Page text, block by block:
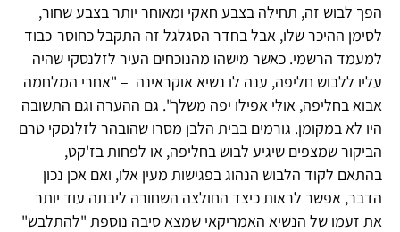
הפך לבוש זה, תחילה בצבע חאקי ומאוחר יותר בצבע שחור,
לסימן ההיכר שלו, אבל בחדר הסגלגל זה התקבל כחוסר-כבוד
למעמד הרשמי. כאשר מישהו מהנוכחים העיר לזלנסקי שהיה
עליו ללבוש חליפה, ענה לו נשיא אוקראינה – "אחרי המלחמה
אבוא בחליפה, אולי אפילו יפה משלך". גם ההערה וגם התשובה
היו לא במקומן. גורמים בבית הלבן מסרו שהובהר לזלנסקי טרם
הביקור שמצפים שיגיע לבוש בחליפה, או לפחות בז'קט,
בהתאם לקוד הלבוש הנהוג בפגישות מעין אלו, ואם אכן נכון
הדבר, אפשר לראות כיצד החולצה השחורה ליבתה עוד יותר
את זעמו של הנשיא האמריקאי שמצא סיבה נוספת "להתלבש"